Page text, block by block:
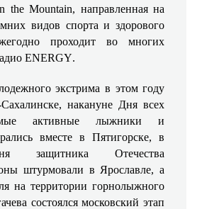
the Mountain, направленная на
видов спорта и здорового
проходит во многих
ENERGY.
экстрима в этом году
накануне Дня всех
активные лыжники и
вместе в Пятигорске, в
защитника Отечества
штурмовали в Ярославле, а
на территории горнолыжного
состоялся московский этап